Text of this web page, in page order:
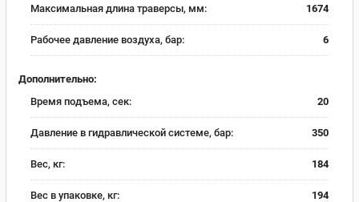
Максимальная длина траверсы, мм: 1674
Рабочее давление воздуха, бар: 6
Дополнительно:
Время подъема, сек:
20
Давление в гидравлической системе, бар: 350
Вес, кг: 184
Вес в упаковке, кг: 194